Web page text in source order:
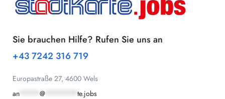
Sie brauchen Hilfe? Rufen Sie uns an
+43 7242 316 719
Europastraße 27, 4600 Wels
an
@ te.jobs